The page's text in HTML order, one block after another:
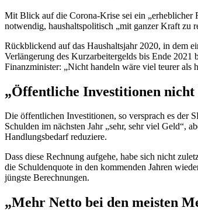
Mit Blick auf die Corona-Krise sei ein „erheblicher
notwendig, haushaltspolitisch „mit ganzer Kraft zu
Rückblickend auf das Haushaltsjahr 2020, in dem
Verlängerung des Kurzarbeitergelds bis Ende
Finanzminister: „Nicht handeln wäre viel teurer als
„Öffentliche Investitionen
Die öffentlichen Investitionen, so versprach es der
Schulden im nächsten Jahr „sehr, sehr viel Geld“,
Handlungsbedarf reduziere.
Dass diese Rechnung aufgehe, habe sich nicht
die Schuldenquote in den kommenden Jahren
jüngste Berechnungen.
„Mehr Netto bei den meisten